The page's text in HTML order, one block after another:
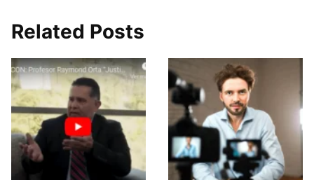
i
t
e
r
)
b
o
k
e
d
n
p
m
Related Posts